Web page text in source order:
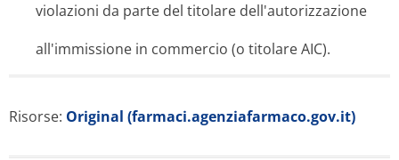
violazioni da parte del titolare dell'autorizza­zione
all'immissione in commercio (o titolare AIC).
Risorse: Original (farmaci.agenziafarmaco.gov.it)